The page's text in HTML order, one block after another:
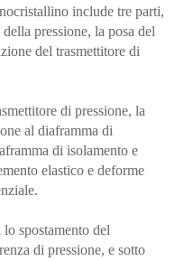
include tre parti,
pressione, la posa del
del trasmettitore di
di pressione, la
al diaframma di
di isolamento e
elastico e deforme
spostamento del
di pressione, e sotto